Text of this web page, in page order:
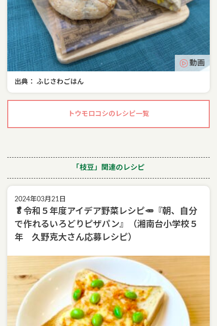
動画
出典： ふじさわごはん
トウモロコシのレシピ一覧
「枝豆」関連のレシピ
2024年03月21日
🥬令和５年度アイデア野菜レシピ🥕『朝、自分
で作れるいろどりピザパン』（湘南台小学校５
年 久野克大さん応募レシピ）